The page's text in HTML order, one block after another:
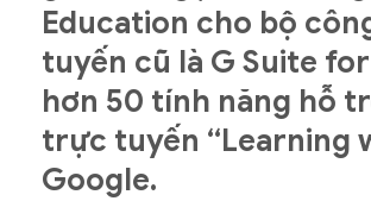
Education cho bộ
tuyến cũ là G Suite
hơn 50 tính năng hỗ
trực tuyến “Learning
Google.